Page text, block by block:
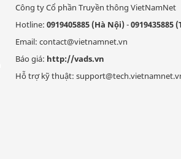
Công ty Cổ phần Truyền thông VietNamNet
Hotline: 0919405885 (Hà Nội)-0919435885
Email: contact@vietnamnet.vn
Báo giá: http://vads.vn
Hỗ trợ kỹ thuật: